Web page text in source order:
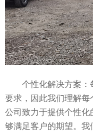
个性化解决方案：
要求，因此我们理解
公司致力于提供个性
够满足客户的期望。